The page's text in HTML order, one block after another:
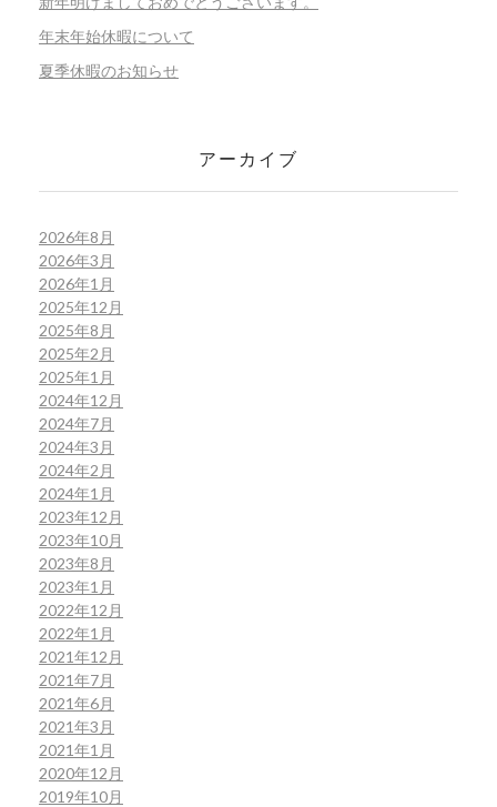
年末年始休暇について
夏季休暇のお知らせ
アーカイブ
2026年8月
2026年3月
2026年1月
2025年12月
2025年8月
2025年2月
2025年1月
2024年12月
2024年7月
2024年3月
2024年2月
2024年1月
2023年12月
2023年10月
2023年8月
2023年1月
2022年12月
2022年1月
2021年12月
2021年7月
2021年6月
2021年3月
2021年1月
2020年12月
2019年10月